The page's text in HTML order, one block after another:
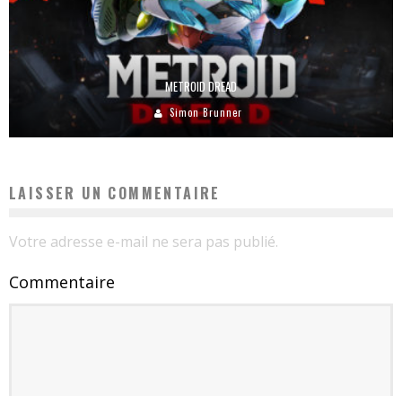
METROID DREAD
Simon Brunner
LAISSER UN COMMENTAIRE
Votre adresse e-mail ne sera pas publié.
Commentaire